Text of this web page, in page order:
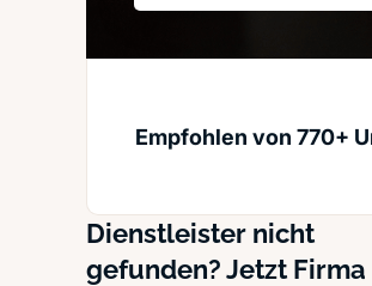
Empfohlen von 770+
Dienstleister nicht
gefunden? Jetzt Firma